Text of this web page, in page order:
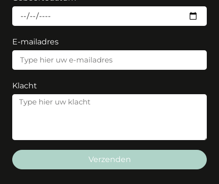
E-mailadres
Klacht
Verzenden